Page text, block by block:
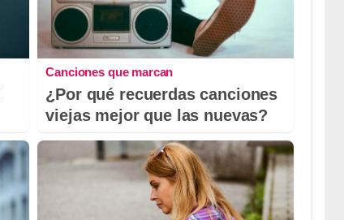
Canciones que marcan
¿Por qué recuerdas canciones
viejas mejor que las nuevas?